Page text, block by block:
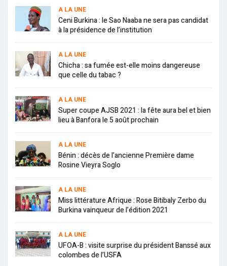
A LA UNE
Ceni Burkina : le Sao Naaba ne sera pas candidat
à la présidence de l’institution
A LA UNE
Chicha : sa fumée est-elle moins dangereuse
que celle du tabac ?
A LA UNE
Super coupe AJSB 2021 : la fête aura bel et bien
lieu à Banfora le 5 août prochain
A LA UNE
Bénin : décès de l’ancienne Première dame
Rosine Vieyra Soglo
A LA UNE
Miss littérature Afrique : Rose Bitibaly Zerbo du
Burkina vainqueur de l’édition 2021
A LA UNE
UFOA-B : visite surprise du président Banssé aux
colombes de l’USFA